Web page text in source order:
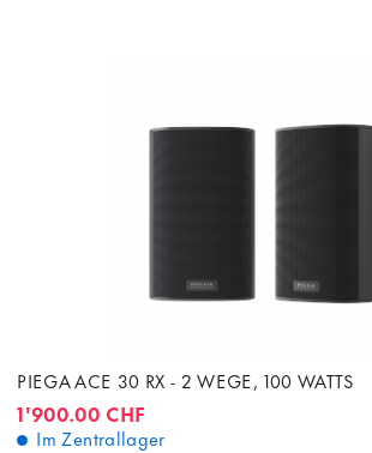
PIEGA ACE 30 RX - 2 WEGE, 100 WATTS
1'900.00 CHF
Im Zentrallager